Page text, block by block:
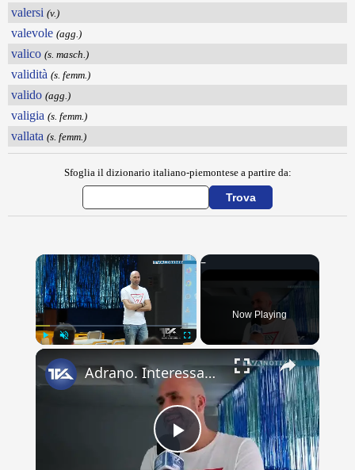
valersi (v.)
valevole (agg.)
valico (s. masch.)
validità (s. femm.)
valido (agg.)
valigia (s. femm.)
vallata (s. femm.)
Sfoglia il dizionario italiano-piemontese a partire da:
×
Now Playing
×
Play
Adrano. Interessante incontro al liceo “Verga” con il prof. Fabio Gamberini. Studenti del Linguistic